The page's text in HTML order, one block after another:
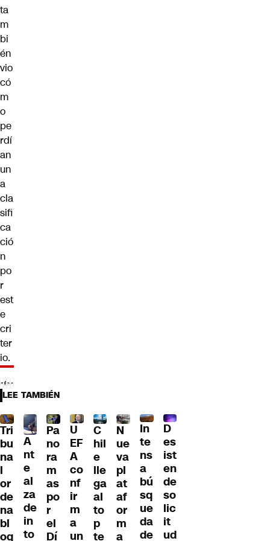
ta
m
bi
én
vio
có
m
o
pe
rdí
an
un
a
cla
sifi
ca
ció
n
po
r
est
e
cri
ter
io.
LEE TAMBIÉN
Tri
bu
na
l
or
de
na
bl
oq
A
nt
e
al
za
de
in
to
Pa
no
ra
m
as
po
r
el
Dí
U
EF
A
co
nf
ir
m
a
un
C
hil
e
lle
ga
al
to
p
te
N
ue
va
pl
at
af
or
m
a
In
te
ns
a
bú
sq
ue
da
de
D
es
ist
en
de
so
lic
it
ud